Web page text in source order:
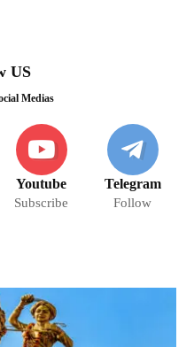
US
Medias
Youtube
Subscribe
Telegram
Follow